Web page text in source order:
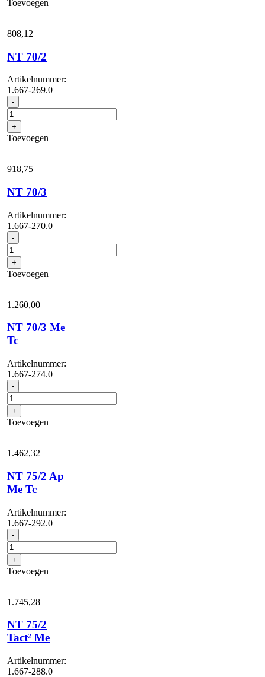
aantal
Toevoegen
808,12
NT 70/2
Artikelnummer:
1.667-269.0
- NT
70/2
aantal
+
Toevoegen
918,75
NT 70/3
Artikelnummer:
1.667-270.0
- NT
70/3
aantal
+
Toevoegen
1.260,00
NT 70/3 Me
Tc
Artikelnummer:
1.667-274.0
- NT
70/3
Me
Tc
aantal
+
Toevoegen
1.462,32
NT 75/2 Ap
Me Tc
Artikelnummer:
1.667-292.0
- NT
75/2
Ap
Me
Tc
+
Toevoegen
1.745,28
NT 75/2
Tact² Me
Artikelnummer:
1.667-288.0